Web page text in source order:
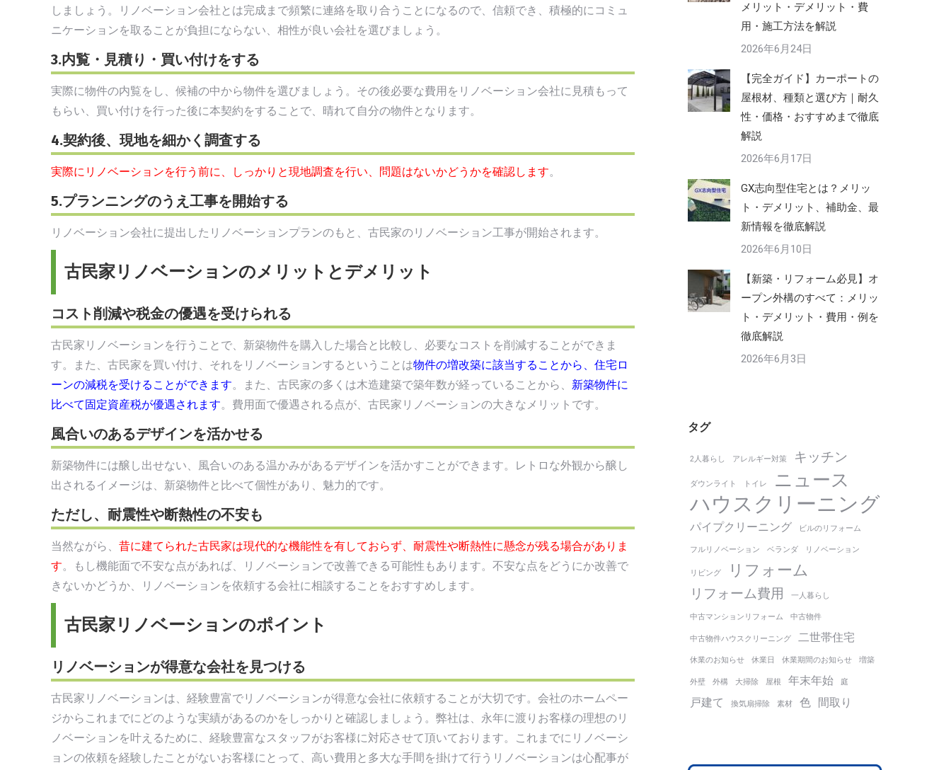
しましょう。リノベーション会社とは完成まで頻繁に連絡を取り合うことになるので、信頼でき、積極的にコミュ
ニケーションを取ることが負担にならない、相性が良い会社を選びましょう。
3.内覧・見積り・買い付けをする
実際に物件の内覧をし、候補の中から物件を選びましょう。その後必要な費用をリノベーション会社に見積もって
もらい、買い付けを行った後に本契約をすることで、晴れて自分の物件となります。
4.契約後、現地を細かく調査する
実際にリノベーションを行う前に、しっかりと現地調査を行い、問題はないかどうかを確認します。
5.プランニングのうえ工事を開始する
リノベーション会社に提出したリノベーションプランのもと、古民家のリノベーション工事が開始されます。
古民家リノベーションのメリットとデメリット
コスト削減や税金の優遇を受けられる
古民家リノベーションを行うことで、新築物件を購入した場合と比較し、必要なコストを削減することができま
す。また、古民家を買い付け、それをリノベーションするということは物件の増改築に該当することから、住宅ロ
ーンの減税を受けることができます。また、古民家の多くは木造建築で築年数が経っていることから、 新築物件に
比べて固定資産税が優遇されます。費用面で優遇される点が、古民家リノベーションの大きなメリットです。
風合いのあるデザインを活かせる
新築物件には醸し出せない、風合いのある温かみがあるデザインを活かすことができます。レトロな外観から醸し
出されるイメージは、新築物件と比べて個性があり、魅力的です。
ただし、耐震性や断熱性の不安も
当然ながら、 昔に建てられた古民家は現代的な機能性を有しておらず、耐震性や断熱性に懸念が残る場合がありま
す。もし機能面で不安な点があれば、リノベーションで改善できる可能性もあります。不安な点をどうにか改善で
きないかどうか、リノベーションを依頼する会社に相談することをおすすめします。
古民家リノベーションのポイント
リノベーションが得意な会社を見つける
古民家リノベーションは、経験豊富でリノベーションが得意な会社に依頼することが大切です。会社のホームペー
ジからこれまでにどのような実績があるのかをしっかりと確認しましょう。弊社は、永年に渡りお客様の理想のリ
ノベーションを叶えるために、経験豊富なスタッフがお客様に対応させて頂いております。これまでにリノベーシ
ョンの依頼を経験したことがないお客様にとって、高い費用と多大な手間を掛けて行うリノベーションは心配事が
メリット・デメリット・費
用・施工方法を解説
2026年6月24日
【完全ガイド】カーポートの
屋根材、種類と選び方｜耐久
性・価格・おすすめまで徹底
解説
2026年6月17日
GX志向型住宅とは？メリッ
ト・デメリット、補助金、最
新情報を徹底解説
2026年6月10日
【新築・リフォーム必見】オ
ープン外構のすべて：メリッ
ト・デメリット・費用・例を
徹底解説
2026年6月3日
タグ
2人暮らし アレルギー対策 キッチン
ダウンライト トイレ ニュース
ハウスクリーニング
パイプクリーニング ビルのリフォーム
フルリノベーション ベランダ リノベーション
リビング リフォーム
リフォーム費用 一人暮らし
中古マンションリフォーム 中古物件
中古物件ハウスクリーニング 二世帯住宅
休業のお知らせ 休業日 休業期間のお知らせ 増築
外壁 外構 大掃除 屋根 年末年始 庭
戸建て 換気扇掃除 素材 色 間取り